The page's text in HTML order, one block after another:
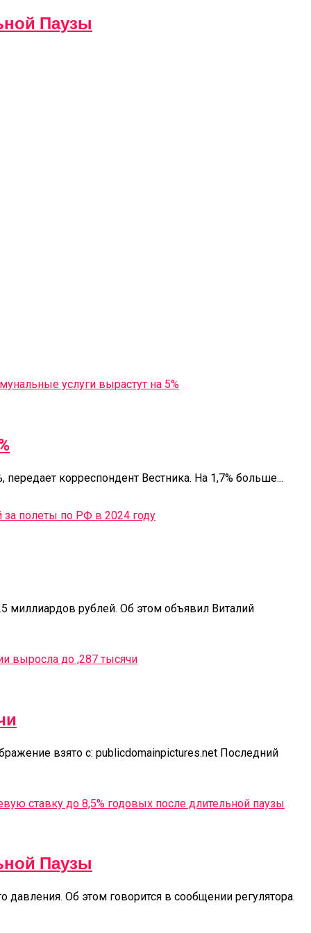
Паузы
корреспондент Вестника. На 1,7% больше...
миллиардов рублей. Об этом объявил Виталий
взято с: publicdomainpictures.net Последний
Паузы
Об этом говорится в сообщении регулятора.